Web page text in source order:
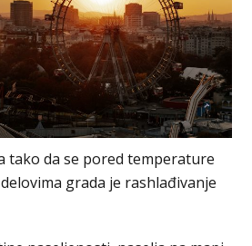
tako da se pored temperature
grada je rashlađivanje